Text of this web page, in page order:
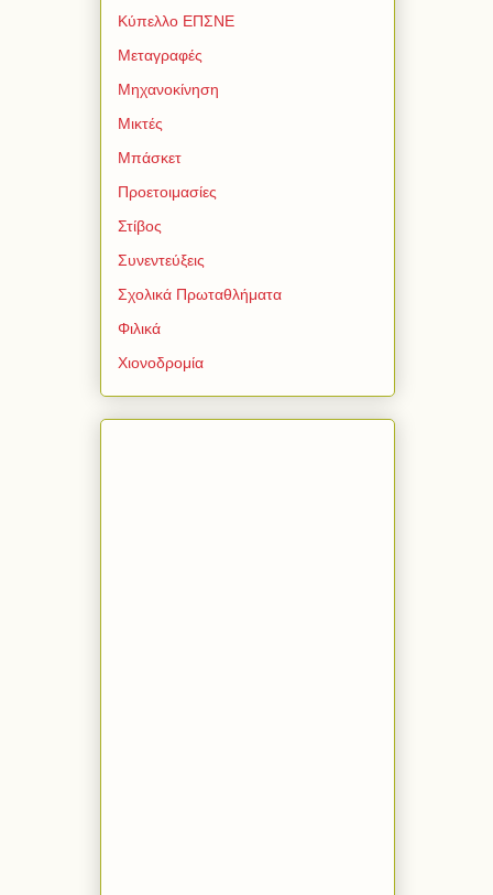
Κύπελλο ΕΠΣΝΕ
Μεταγραφές
Μηχανοκίνηση
Μικτές
Μπάσκετ
Προετοιμασίες
Στίβος
Συνεντεύξεις
Σχολικά Πρωταθλήματα
Φιλικά
Χιονοδρομία